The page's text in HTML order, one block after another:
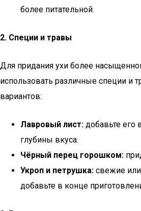
более питательной.
2. Специи и травы
Для придания ухи более
использовать различные специи и
вариантов:
Лавровый лист: добавьте его
глубины вкуса.
Чёрный перец горошком:
Укроп и петрушка: свежие
добавьте в конце